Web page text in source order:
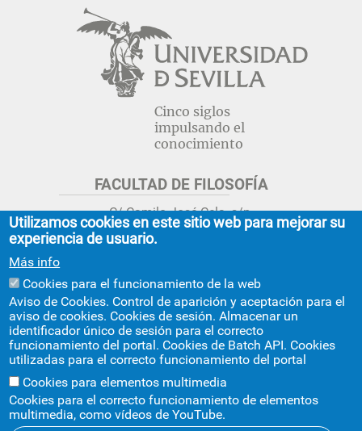
Cinco siglos
impulsando el
conocimiento
FACULTAD DE FILOSOFÍA
C/ Camilo José Cela, s/n.
Sevilla 41018.
adminfil@us.es
+info
GRADO ESTUDIOS ASIA ORIENTAL
Avda. Ciudad Jardín, 20-222
Centro Internacional de la US
asiaoriental@us.es
954 55 17 40
Utilizamos cookies en este sitio web para mejorar su
experiencia de usuario.
Más info
Cookies para el funcionamiento de la web
Aviso de Cookies. Control de aparición y aceptación para el
aviso de cookies. Cookies de sesión. Almacenar un
identificador único de sesión para el correcto
funcionamiento del portal. Cookies de Batch API. Cookies
utilizadas para el correcto funcionamiento del portal
Cookies para elementos multimedia
Cookies para el correcto funcionamiento de elementos
multimedia, como vídeos de YouTube.